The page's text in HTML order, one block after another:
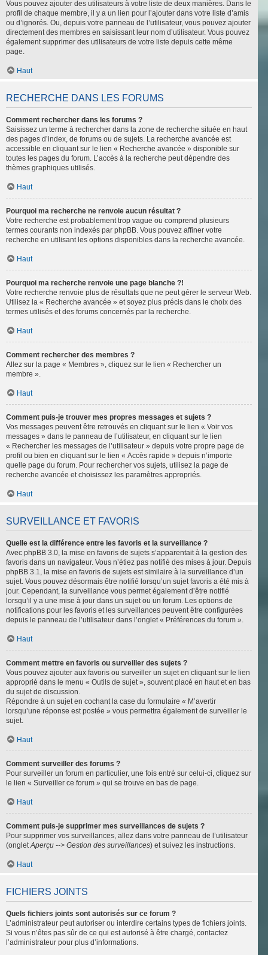
Vous pouvez ajouter des utilisateurs à votre liste de deux manières. Dans le
profil de chaque membre, il y a un lien pour l’ajouter dans votre liste d’amis
ou d’ignorés. Ou, depuis votre panneau de l’utilisateur, vous pouvez ajouter
directement des membres en saisissant leur nom d’utilisateur. Vous pouvez
également supprimer des utilisateurs de votre liste depuis cette même
page.
Haut
RECHERCHE DANS LES FORUMS
Comment rechercher dans les forums ?
Saisissez un terme à rechercher dans la zone de recherche située en haut
des pages d’index, de forums ou de sujets. La recherche avancée est
accessible en cliquant sur le lien « Recherche avancée » disponible sur
toutes les pages du forum. L’accès à la recherche peut dépendre des
thèmes graphiques utilisés.
Haut
Pourquoi ma recherche ne renvoie aucun résultat ?
Votre recherche est probablement trop vague ou comprend plusieurs
termes courants non indexés par phpBB. Vous pouvez affiner votre
recherche en utilisant les options disponibles dans la recherche avancée.
Haut
Pourquoi ma recherche renvoie une page blanche ?!
Votre recherche renvoie plus de résultats que ne peut gérer le serveur Web.
Utilisez la « Recherche avancée » et soyez plus précis dans le choix des
termes utilisés et des forums concernés par la recherche.
Haut
Comment rechercher des membres ?
Allez sur la page « Membres », cliquez sur le lien « Rechercher un
membre ».
Haut
Comment puis-je trouver mes propres messages et sujets ?
Vos messages peuvent être retrouvés en cliquant sur le lien « Voir vos
messages » dans le panneau de l’utilisateur, en cliquant sur le lien
« Rechercher les messages de l’utilisateur » depuis votre propre page de
profil ou bien en cliquant sur le lien « Accès rapide » depuis n’importe
quelle page du forum. Pour rechercher vos sujets, utilisez la page de
recherche avancée et choisissez les paramètres appropriés.
Haut
SURVEILLANCE ET FAVORIS
Quelle est la différence entre les favoris et la surveillance ?
Avec phpBB 3.0, la mise en favoris de sujets s’apparentait à la gestion des
favoris dans un navigateur. Vous n’étiez pas notifié des mises à jour. Depuis
phpBB 3.1, la mise en favoris de sujets est similaire à la surveillance d’un
sujet. Vous pouvez désormais être notifié lorsqu’un sujet favoris a été mis à
jour. Cependant, la surveillance vous permet également d’être notifié
lorsqu’il y a une mise à jour dans un sujet ou un forum. Les options de
notifications pour les favoris et les surveillances peuvent être configurées
depuis le panneau de l’utilisateur dans l’onglet « Préférences du forum ».
Haut
Comment mettre en favoris ou surveiller des sujets ?
Vous pouvez ajouter aux favoris ou surveiller un sujet en cliquant sur le lien
approprié dans le menu « Outils de sujet », souvent placé en haut et en bas
du sujet de discussion.
Répondre à un sujet en cochant la case du formulaire « M’avertir
lorsqu’une réponse est postée » vous permettra également de surveiller le
sujet.
Haut
Comment surveiller des forums ?
Pour surveiller un forum en particulier, une fois entré sur celui-ci, cliquez sur
le lien « Surveiller ce forum » qui se trouve en bas de page.
Haut
Comment puis-je supprimer mes surveillances de sujets ?
Pour supprimer vos surveillances, allez dans votre panneau de l’utilisateur
(ongletAperçu --> Gestion des surveillances) et suivez les instructions.
Haut
FICHIERS JOINTS
Quels fichiers joints sont autorisés sur ce forum ?
L’administrateur peut autoriser ou interdire certains types de fichiers joints.
Si vous n’êtes pas sûr de ce qui est autorisé à être chargé, contactez
l’administrateur pour plus d’informations.